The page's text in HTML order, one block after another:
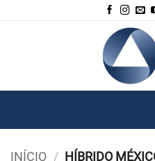
INÍCIO / HÍBRIDO